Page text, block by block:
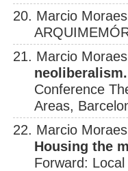
20. Marcio
21. Marcio
Conference
Areas,
22. Marcio
Housing the
Forward: